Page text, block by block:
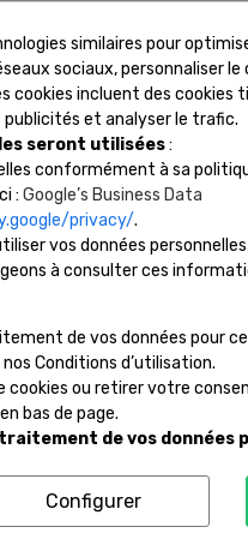
Paris
Société
A propos
CGV
Marque déposée -
similaires pour
sociaux, personnaliser
cookies incluent des cookies
publicités et analyser le trafic.
seront utilisées:
conformément à sa
: Google’s Business Data
privacy/.
vos données
à consulter ces
de vos données pour
Conditions d’utilisation.
cookies ou retirer votre
bas de page.
de vos données
Configurer